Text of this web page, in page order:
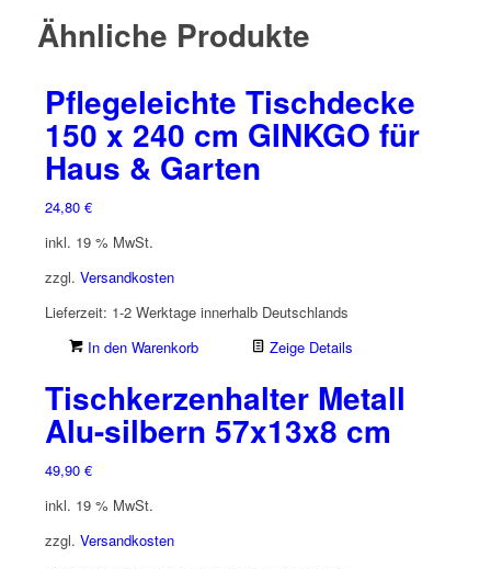
Ähnliche Produkte
Pflegeleichte Tischdecke
150 x 240 cm GINKGO für
Haus & Garten
24,80 €
inkl. 19 % MwSt.
zzgl. Versandkosten
Lieferzeit: 1-2 Werktage innerhalb Deutschlands
In den Warenkorb
Zeige Details
Tischkerzenhalter Metall
Alu-silbern 57x13x8 cm
49,90 €
inkl. 19 % MwSt.
zzgl. Versandkosten